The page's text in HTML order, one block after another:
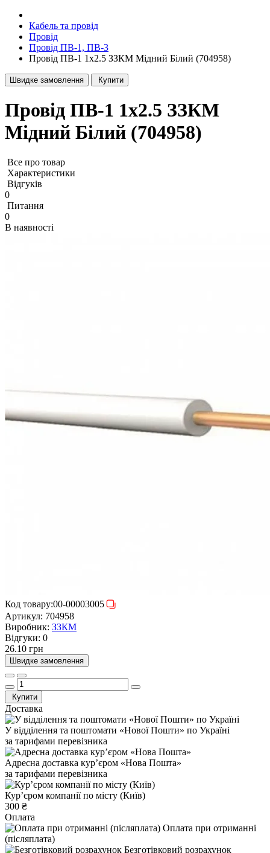
Кабель та провід
Провід
Провід ПВ-1, ПВ-3
Провід ПВ-1 1x2.5 ЗЗКМ Мідний Білий (704958)
Швидке замовлення Купити
Провід ПВ-1 1x2.5 ЗЗКМ
Мідний Білий (704958)
Все про товар
Характеристики
Відгуків
0
Питання
0
В наявності
Код товару:00-00003005
Артикул: 704958
Виробник: ЗЗКМ
Відгуки: 0
26.10 грн
Швидке замовлення
Купити
Доставка
У відділення та поштомати «Нової Пошти» по Україні
за тарифами перевізника
Адресна доставка курʼєром «Нова Пошта»
за тарифами перевізника
Курʼєром компанії по місту (Київ)
300 ₴
Оплата
Оплата при отриманні
(післяплата)
Безготівковий розрахунок